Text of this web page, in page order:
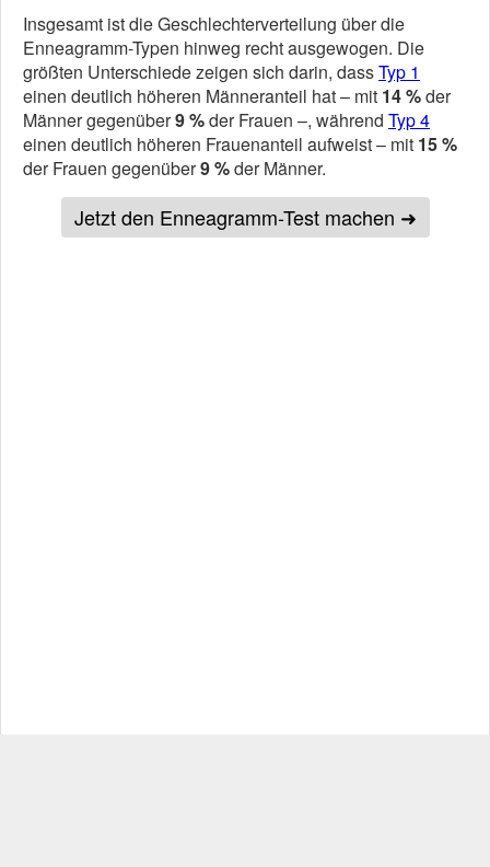
Insgesamt ist die Geschlechterverteilung über die
Enneagramm-Typen hinweg recht ausgewogen. Die
größten Unterschiede zeigen sich darin, dassTyp 1
einen deutlich höheren Männeranteil hat – mit 14 %der
Männer gegenüber9 %der Frauen –, während Typ 4
einen deutlich höheren Frauenanteil aufweist – mit 15 %
der Frauen gegenüber9 %der Männer.
Jetzt den Enneagramm-Test machen ➜